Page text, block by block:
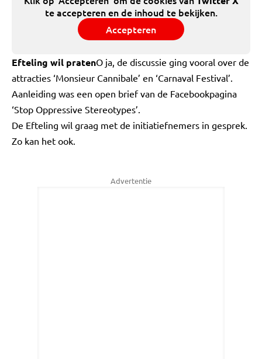
te accepteren en de inhoud te bekijken.
Accepteren
Efteling wil pratenO ja, de discussie ging vooral over de
attracties ‘Monsieur Cannibale’ en ‘Carnaval Festival’.
Aanleiding was een open brief van de Facebookpagina
‘Stop Oppressive Stereotypes’.
De Efteling wil graag met de initiatiefnemers in gesprek.
Zo kan het ook.
Advertentie